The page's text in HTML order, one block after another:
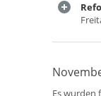
Es wurden